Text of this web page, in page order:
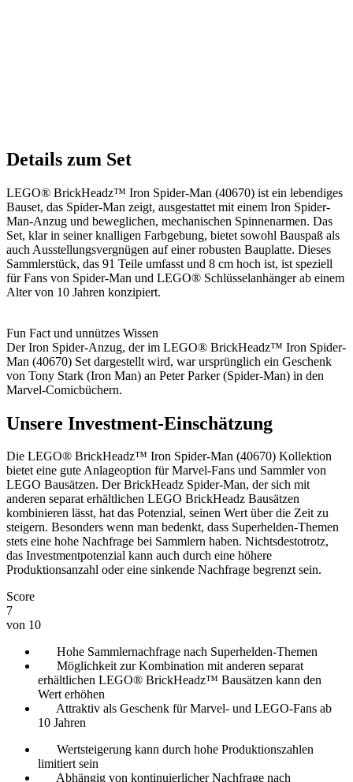
Details zum Set
LEGO® BrickHeadz™ Iron Spider-Man (40670) ist ein lebendiges
Bauset, das Spider-Man zeigt, ausgestattet mit einem Iron Spider-
Man-Anzug und beweglichen, mechanischen Spinnenarmen. Das
Set, klar in seiner knalligen Farbgebung, bietet sowohl Bauspaß als
auch Ausstellungsvergnügen auf einer robusten Bauplatte. Dieses
Sammlerstück, das 91 Teile umfasst und 8 cm hoch ist, ist speziell
für Fans von Spider-Man und LEGO® Schlüsselanhänger ab einem
Alter von 10 Jahren konzipiert.
Fun Fact und unnützes Wissen
Der Iron Spider-Anzug, der im LEGO® BrickHeadz™ Iron Spider-
Man (40670) Set dargestellt wird, war ursprünglich ein Geschenk
von Tony Stark (Iron Man) an Peter Parker (Spider-Man) in den
Marvel-Comicbüchern.
Unsere Investment-Einschätzung
Die LEGO® BrickHeadz™ Iron Spider-Man (40670) Kollektion
bietet eine gute Anlageoption für Marvel-Fans und Sammler von
LEGO Bausätzen. Der BrickHeadz Spider-Man, der sich mit
anderen separat erhältlichen LEGO BrickHeadz Bausätzen
kombinieren lässt, hat das Potenzial, seinen Wert über die Zeit zu
steigern. Besonders wenn man bedenkt, dass Superhelden-Themen
stets eine hohe Nachfrage bei Sammlern haben. Nichtsdestotrotz,
das Investmentpotenzial kann auch durch eine höhere
Produktionsanzahl oder eine sinkende Nachfrage begrenzt sein.
Score
7
von 10
Hohe Sammlernachfrage nach Superhelden-Themen
Möglichkeit zur Kombination mit anderen separat
erhältlichen LEGO® BrickHeadz™ Bausätzen kann den
Wert erhöhen
Attraktiv als Geschenk für Marvel- und LEGO-Fans ab
10 Jahren
Wertsteigerung kann durch hohe Produktionszahlen
limitiert sein
Abhängig von kontinuierlicher Nachfrage nach